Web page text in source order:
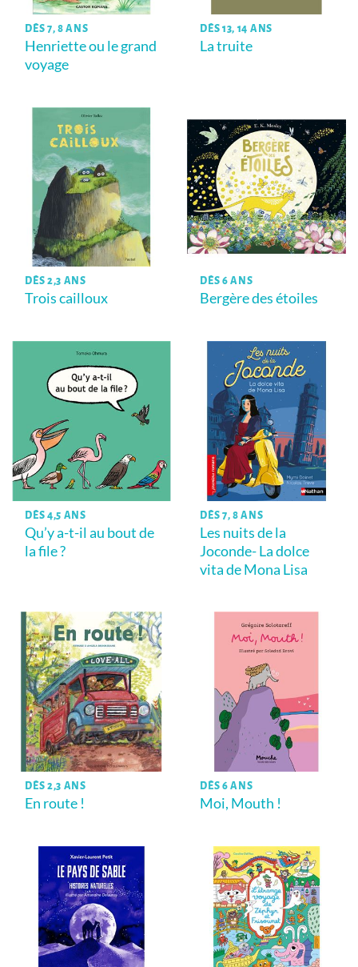
DÈS 7, 8 ANS
Henriette ou le grand
voyage
DÈS 13, 14 ANS
La truite
DÈS 2,3 ANS
Trois cailloux
DÈS 6 ANS
Bergère des étoiles
DÈS 4,5 ANS
Qu’y a-t-il au bout de
la file ?
DÈS 7, 8 ANS
Les nuits de la
Joconde- La dolce
vita de Mona Lisa
DÈS 2,3 ANS
En route !
DÈS 6 ANS
Moi, Mouth !